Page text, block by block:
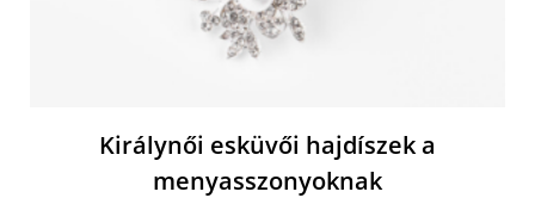
Királynői esküvői hajdíszek a
menyasszonyoknak